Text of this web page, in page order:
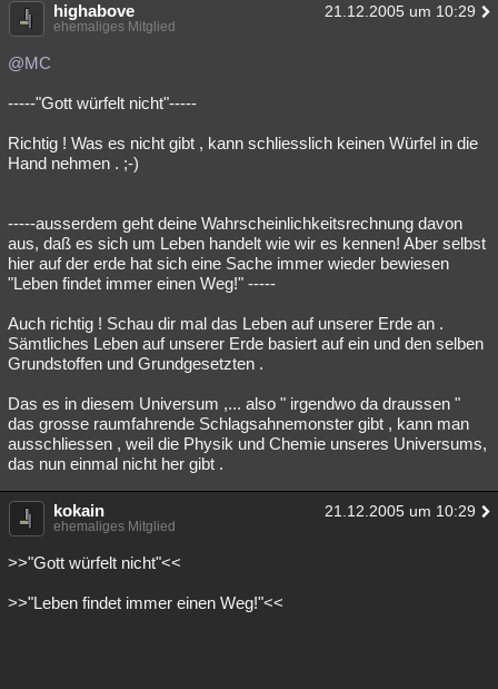
highabove 21.12.2005 um 10:29
ehemaliges Mitglied
@MC
-----"Gott würfelt nicht"-----
Richtig ! Was es nicht gibt , kann schliesslich keinen Würfel in die
Hand nehmen . ;-)
-----ausserdem geht deine Wahrscheinlichkeitsrechnung davon
aus, daß es sich um Leben handelt wie wir es kennen! Aber selbst
hier auf der erde hat sich eine Sache immer wieder bewiesen
"Leben findet immer einen Weg!" -----
Auch richtig ! Schau dir mal das Leben auf unserer Erde an .
Sämtliches Leben auf unserer Erde basiert auf ein und den selben
Grundstoffen und Grundgesetzten .
Das es in diesem Universum ,... also " irgendwo da draussen "
das grosse raumfahrende Schlagsahnemonster gibt , kann man
ausschliessen , weil die Physik und Chemie unseres Universums,
das nun einmal nicht her gibt .
kokain 21.12.2005 um 10:29
ehemaliges Mitglied
>>"Gott würfelt nicht"<<
>>"Leben findet immer einen Weg!"<<